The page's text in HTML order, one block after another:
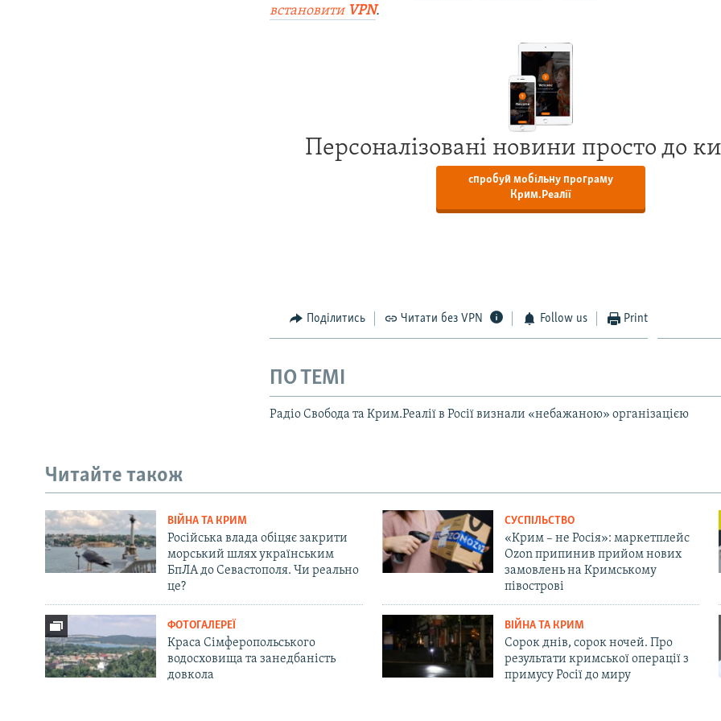
встановити VPN.
Персоналізовані новини просто до
спробуй мобільну програму
Крим.Реалії
Поділитись Читати без VPN Follow us Print
ПО ТЕМІ
Радіо Свобода та Крим.Реалії в Росії визнали «небажаною» організацією
Читайте також
ВІЙНА ТА КРИМ
Російська влада обіцяє закрити
морський шлях українським
БпЛА до Севастополя. Чи реально
це?
СУСПІЛЬСТВО
«Крим – не Росія»: маркетплейс
Ozon припинив прийом нових
замовлень на Кримському
півострові
ФОТОГАЛЕРЕЇ
Краса Сімферопольського
водосховища та занедбаність
довкола
ВІЙНА ТА КРИМ
Сорок днів, сорок ночей. Про
результати кримської операції з
примусу Росії до миру